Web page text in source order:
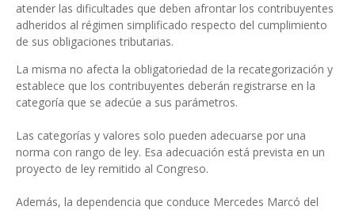
atender las dificultades que deben afrontar los contribuyentes
adheridos al régimen simplificado respecto del cumplimiento
de sus obligaciones tributarias.
La misma no afecta la obligatoriedad de la recategorización y
establece que los contribuyentes deberán registrarse en la
categoría que se adecúe a sus parámetros.
Las categorías y valores solo pueden adecuarse por una
norma con rango de ley. Esa adecuación está prevista en un
proyecto de ley remitido al Congreso.
Además, la dependencia que conduce Mercedes Marcó del